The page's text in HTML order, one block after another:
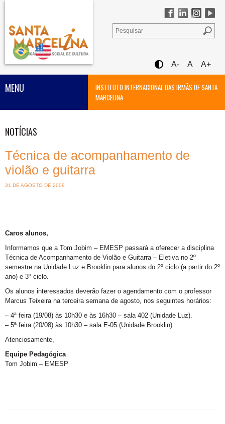
A- A A+
INSTITUTO INTERNACIONAL DAS IRMÃS DE SANTA
MARCELINA
MENU
NOTÍCIAS
Técnica de acompanhamento de
violão e guitarra
31 DE AGOSTO DE 2009
Caros alunos,
Informamos que a Tom Jobim – EMESP passará a oferecer a disciplina
Técnica de Acompanhamento de Violão e Guitarra – Eletiva no 2º
semestre na Unidade Luz e Brooklin para alunos do 2º ciclo (a partir do 2º
ano) e 3º ciclo.
Os alunos interessados deverão fazer o agendamento com o professor
Marcus Teixeira na terceira semana de agosto, nos seguintes horários:
– 4ª feira (19/08) às 10h30 e às 16h30 – sala 402 (Unidade Luz).
– 5ª feira (20/08) às 10h30 – sala E-05 (Unidade Brooklin)
Atenciosamente,
Equipe Pedagógica
Tom Jobim – EMESP